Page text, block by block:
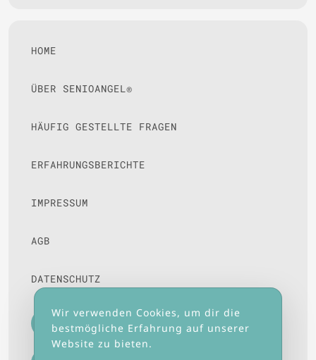
HOME
ÜBER SENIOANGEL®
HÄUFIG GESTELLTE FRAGEN
ERFAHRUNGSBERICHTE
IMPRESSUM
AGB
DATENSCHUTZ
0231 - 224000301
Wir verwenden Cookies, um dir die
bestmögliche Erfahrung auf unserer
Website zu bieten.